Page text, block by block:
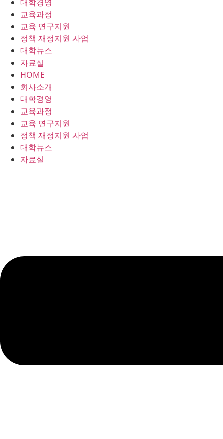
교육과정
교육 연구지원
정책 재정지원 사업
대학뉴스
자료실
HOME
회사소개
대학경영
교육과정
교육 연구지원
정책 재정지원 사업
대학뉴스
자료실